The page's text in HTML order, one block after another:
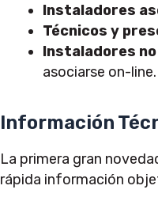
Instaladores
Técnicos y
Instaladores
asociarse on-line.
Información
La primera gran
rápida información